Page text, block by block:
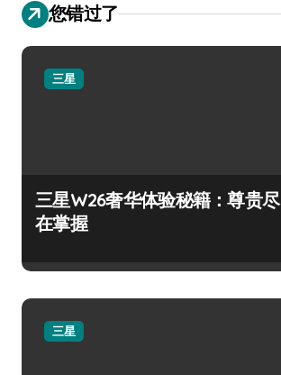
您错过了
三星
三星W26奢华体验秘籍：尊贵尽
在掌握
三星